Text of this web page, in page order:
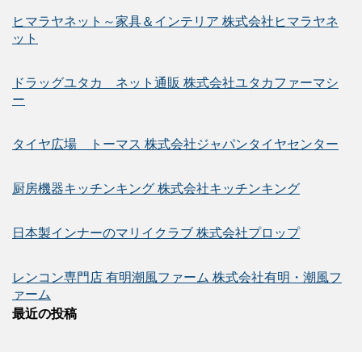
ヒマラヤネット～家具＆インテリア 株式会社ヒマラヤネ
ット
ドラッグユタカ ネット通販 株式会社ユタカファーマシ
ー
タイヤ広場 トーマス 株式会社ジャパンタイヤセンター
厨房機器キッチンキング 株式会社キッチンキング
日本製インナーのマリイクラブ 株式会社プロップ
レンコン専門店 有明潮風ファーム 株式会社有明・潮風フ
ァーム
最近の投稿